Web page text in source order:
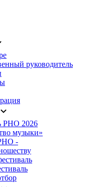
руководитель
РНО 2026
музыки»
-